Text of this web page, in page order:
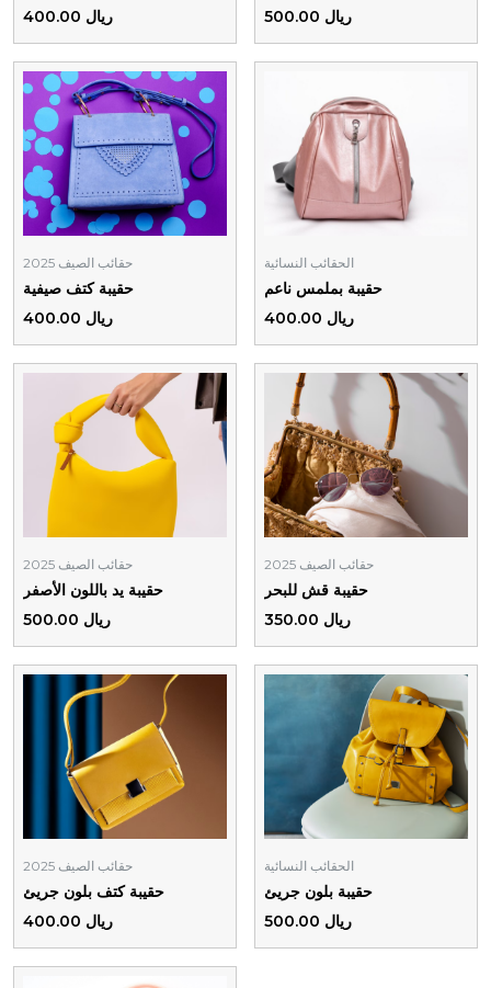
ريال 400.00
ريال 500.00
حقائب الصيف 2025
حقيبة كتف صيفية
ريال 400.00
الحقائب النسائية
حقيبة بملمس ناعم
ريال 400.00
حقائب الصيف 2025
حقيبة يد باللون الأصفر
ريال 500.00
حقائب الصيف 2025
حقيبة قش للبحر
ريال 350.00
حقائب الصيف 2025
حقيبة كتف بلون جريئ
ريال 400.00
الحقائب النسائية
حقيبة بلون جريئ
ريال 500.00